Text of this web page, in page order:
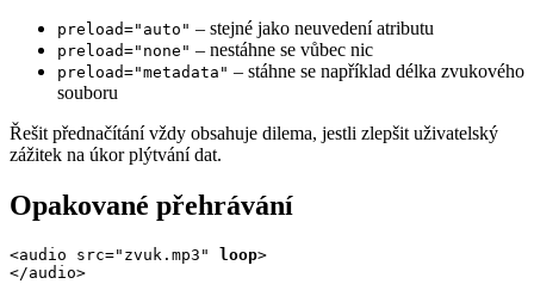
preload="auto" – stejné jako neuvedení atributu
preload="none" – nestáhne se vůbec nic
preload="metadata" – stáhne se například délka zvukového
souboru
Řešit přednačítání vždy obsahuje dilema, jestli zlepšit uživatelský
zážitek na úkor plýtvání dat.
Opakované přehrávání
<audio src="zvuk.mp3" loop>
</audio>